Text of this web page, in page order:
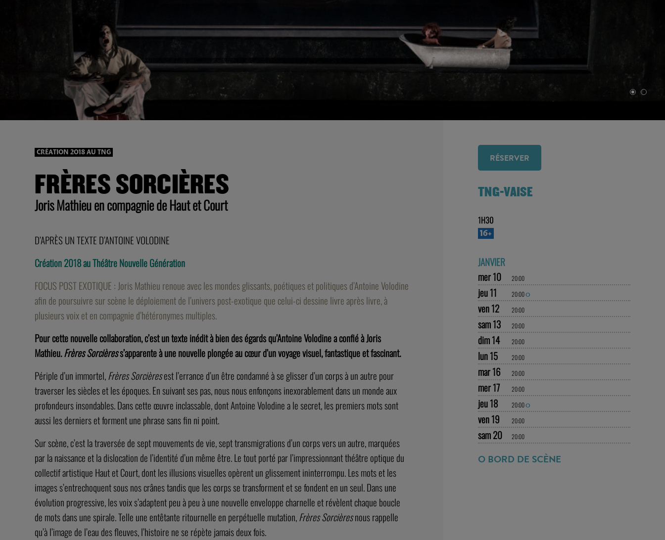
CRÉATION 2018 AU TNG
FRÈRES SORCIÈRES
Joris Mathieu en compagnie de Haut et Court
D’APRÈS UN TEXTE D’ANTOINE VOLODINE
Création 2018 au Théâtre Nouvelle Génération
FOCUS POST EXOTIQUE :Joris Mathieu renoue avec les mondes glissants, poétiques et politiques d’Antoine Volodine
afin de poursuivre sur scène le déploiement de l’univers post-exotique que celui-ci dessine livre après livre, à
plusieurs voix et en compagnie d’hétéronymes multiples.
Pour cette nouvelle collaboration, c’est un texte inédit à bien des égards qu’Antoine Volodine a confié à Joris
Mathieu.Frères Sorcièress’apparente à une nouvelle plongée au cœurd’un voyage visuel, fantastique et fascinant.
Périple d’un immortel,Frères Sorcièresest l’errance d’un être condamné à se glisser d’un corps à un autre pour
traverser les siècles et les époques. En suivant ses pas, nous nous enfonçons inexorablement dans un monde aux
profondeurs insondables. Dans cette œuvre inclassable, dont Antoine Volodine a le secret, les premiers mots sont
aussi les derniers et forment une phrase sans fin ni point.
Sur scène, c’est la traversée de sept mouvements de vie, sept transmigrations d’un corps vers un autre, marquées
par la naissance et la dislocation de l’identité d’un même être. Le tout porté par l’impressionnant théâtre optique du
collectif artistique Haut et Court, dont les illusions visuelles opèrent un glissement ininterrompu. Les mots et les
images s’entrechoquent sous nos crânes tandis que les corps se transforment et se fondent en un seul. Dans une
évolution progressive, les voix s’adaptent peu à peu à une nouvelle enveloppe charnelle et révèlent chaque boucle
de mots dans une spirale. Telle une entêtante ritournelle en perpétuelle mutation,FrèresSorcièresnous rappelle
qu’à l’image de l’eau des fleuves, l’histoire ne se répète jamais deux fois.
RÉSERVER
TNG-VAISE
1H30
16+
JANVIER
mer 10
20:00
jeu 11 20:00O
ven 12 20:00
sam 13 20:00
dim 14 20:00
lun 15 20:00
mar 16 20:00
mer 17 20:00
jeu 18 20:00O
ven 19 20:00
sam 20 20:00
O BORD DE SCÈNE